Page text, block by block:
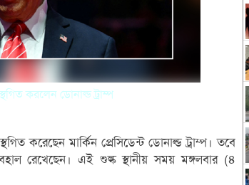
করলেন ডোনাল্ড ট্রাম্প
করেছেন মার্কিন প্রেসিডেন্ট ডোনাল্ড ট্রাম্প। তবে
রেখেছেন। এই শুল্ক স্থানীয় সময় মঙ্গলবার (৪